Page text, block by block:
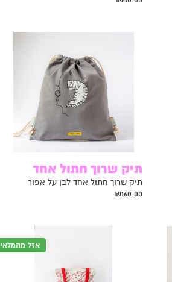
תיק שרוך חתול אחד
תיק שרוך חתול אחד לבן על אפור
₪160.00
אזל מהמלאי